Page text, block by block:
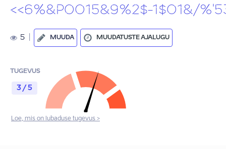
<<6%&P0015&9%2$-1$01&/
5 MUUDA MUUDATUSTE AJALUGU
TUGEVUS
3 / 5
Loe, mis on lubaduse tugevus >